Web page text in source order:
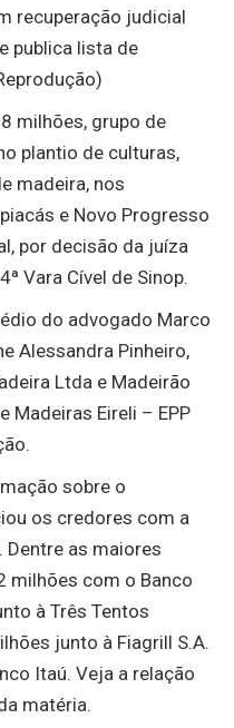
recuperação judicial
publica lista de
milhões, grupo de
plantio de culturas,
madeira, nos
e Novo Progresso
por decisão da juíza
Vara Cível de Sinop.
do advogado Marco
Alessandra Pinheiro,
Ltda e Madeirão
Madeiras Eireli – EPP
sobre o
os credores com a
Dentre as maiores
milhões com o Banco
à Três Tentos
junto à Fiagrill S.A.
Itaú. Veja a relação
matéria.